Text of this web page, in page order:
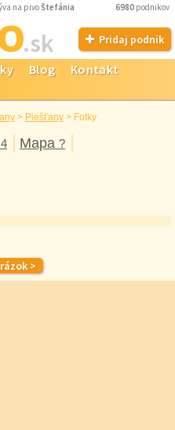
na pivoŠtefánia 6980 podnikov
.sk Pridaj podnik
Blog
Kontakt
> Piešťany > Fotky
Mapa ?